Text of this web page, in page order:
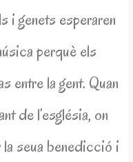
i genets esperaren
perquè els
entre la gent. Quan
de l’església, on
la seua benedicció i